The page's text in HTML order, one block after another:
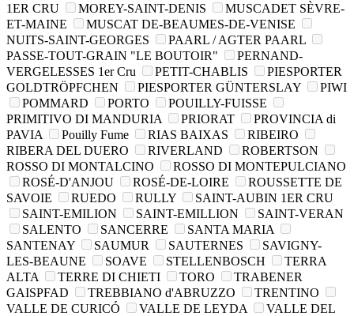
1ER CRU
MOREY-SAINT-DENIS
MUSCADET SÈVRE-
ET-MAINE
MUSCAT DE-BEAUMES-DE-VENISE
NUITS-SAINT-GEORGES
PAARL / AGTER PAARL
PASSE-TOUT-GRAIN "LE BOUTOIR"
PERNAND-
VERGELESSES 1er Cru
PETIT-CHABLIS
PIESPORTER
GOLDTRÖPFCHEN
PIESPORTER GÜNTERSLAY
PIWI
POMMARD
PORTO
POUILLY-FUISSE
PRIMITIVO DI MANDURIA
PRIORAT
PROVINCIA di
PAVIA
Pouilly Fume RIAS BAIXAS
RIBEIRO
RIBERA DEL DUERO
RIVERLAND
ROBERTSON
ROSSO DI MONTALCINO
ROSSO DI MONTEPULCIANO
ROSÉ-D'ANJOU
ROSÉ-DE-LOIRE
ROUSSETTE DE
SAVOIE
RUEDO RULLY
SAINT-AUBIN 1ER CRU
SAINT-EMILION
SAINT-EMILLION
SAINT-VERAN
SALENTO
SANCERRE
SANTA MARIA
SANTENAY
SAUMUR SAUTERNES
SAVIGNY-
LES-BEAUNE
SOAVE STELLENBOSCH
TERRA
ALTA
TERRE DI CHIETI TORO
TRABENER
GAISPFAD
TREBBIANO d'ABRUZZO
TRENTINO
VALLE DE CURICÓ
VALLE DE LEYDA
VALLE DEL